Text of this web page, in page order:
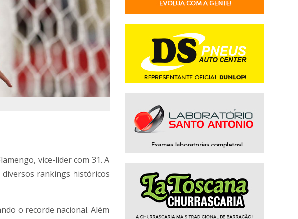
vice-líder com 31. A
rankings históricos
o recorde nacional. Além